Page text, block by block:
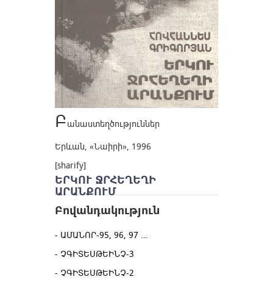
Բանաստեղծություններ
Երևան, «Նաիրի», 1996
[sharify]
ԵՐԿՈՒ ՋՐՀԵՂԵՂԻ
ԱՐԱՆՔՈՒՄ
Բովանդակություն
ԱՄԱՆՈՐ-95, 96, 97 …
ՉԳԻՏԵՍԹԵԻՆՉ-3
ՉԳԻՏԵՍԹԵԻՆՉ-2